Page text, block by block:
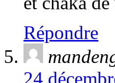
Répondre
24